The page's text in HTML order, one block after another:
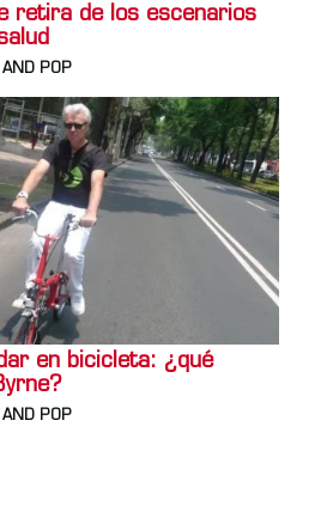
retira de los escenarios
AND POP
en bicicleta: ¿qué
AND POP